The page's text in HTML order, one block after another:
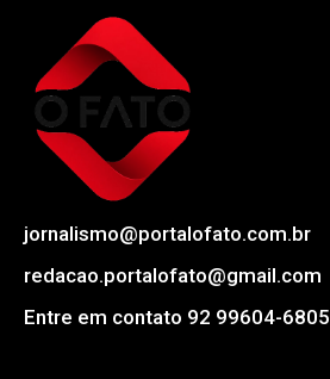
jornalismo@portalofato.com.br
redacao.portalofato@gmail.com
Entre em contato 92 99604-6805